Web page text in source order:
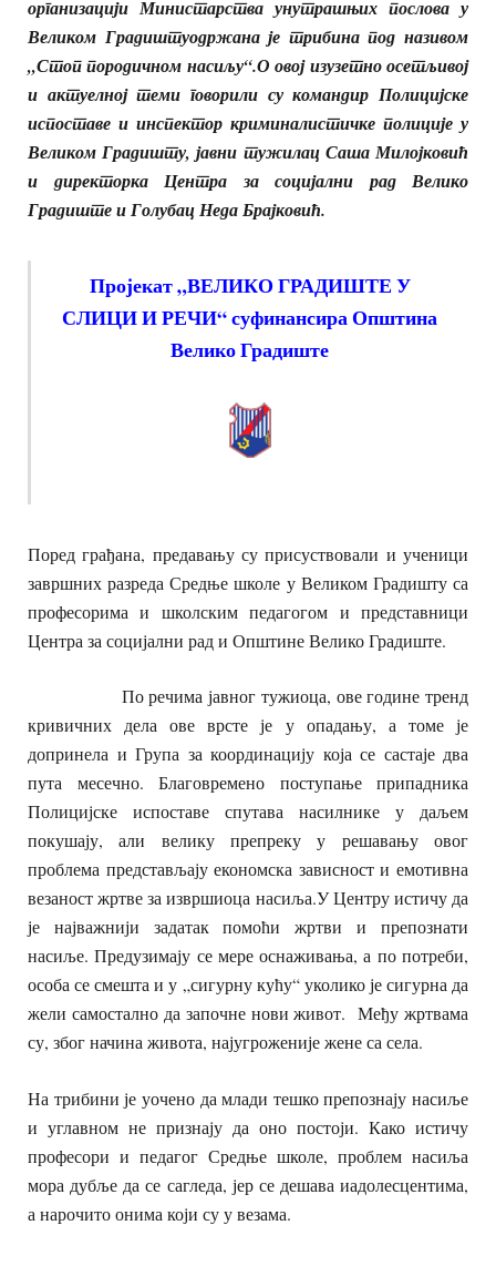
организацији Министарства унутрашњих послова у
Великом Градиштуодржана је трибина под називом
„Стоп породичном насиљу“.О овој изузетно осетљивој
и актуелној теми говорили су командир Полицијске
испоставе и инспектор криминалистичке полиције у
Великом Градишту, јавни тужилац Саша Милојковић
и директорка Центра за социјални рад Велико
Градиште и Голубац Неда Брајковић.
Пројекат „ВЕЛИКО ГРАДИШТЕ У
СЛИЦИ И РЕЧИ“ суфинансира Општина
Велико Градиште
Поред грађана, предавању су присуствовали и ученици
завршних разреда Средње школе у Великом Градишту са
професорима и школским педагогом и представници
Центра за социјални рад и Општине Велико Градиште.
По речима јавног тужиоца, ове године тренд
кривичних дела ове врсте је у опадању, а томе је
допринела и Група за координацију која се састаје два
пута месечно. Благовремено поступање припадника
Полицијске испоставе спутава насилнике у даљем
покушају, али велику препреку у решавању овог
проблема представљају економска зависност и емотивна
везаност жртве за извршиоца насиља.У Центру истичу да
је најважнији задатак помоћи жртви и препознати
насиље. Предузимају се мере оснаживања, а по потреби,
особа се смешта и у „сигурну кућу“ уколико је сигурна да
жели самостално да започне нови живот. Међу жртвама
су, због начина живота, најугроженије жене са села.
На трибини је уочено да млади тешко препознају насиље
и углавном не признају да оно постоји. Како истичу
професори и педагог Средње школе, проблем насиља
мора дубље да се сагледа, јер се дешава иадолесцентима,
а нарочито онима који су у везама.